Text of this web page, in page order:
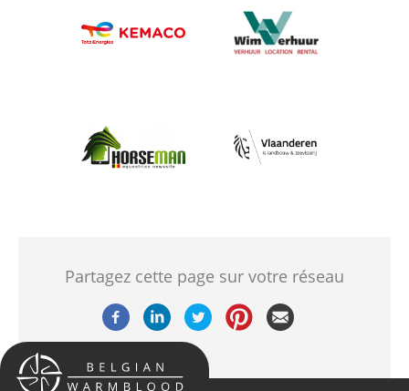
Afbeelding
Afbeelding
Afbeelding Afbeelding
Partagez cette page sur votre réseau